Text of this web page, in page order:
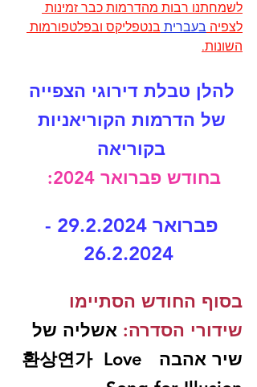
לשמחתנו רבות מהדרמות כבר זמינות
לצפיה בעברית בנטפליקס ובפלטפורמות
השונות.
להלן טבלת דירוגי הצפייה
של הדרמות הקוריאניות
בקוריאה
בחודש פברואר 2024:
פברואר 29.2.2024 -
26.2.2024
בסוף החודש הסתיימו
שידורי הסדרה: אשליה של
שיר אהבה  환상연가  Love